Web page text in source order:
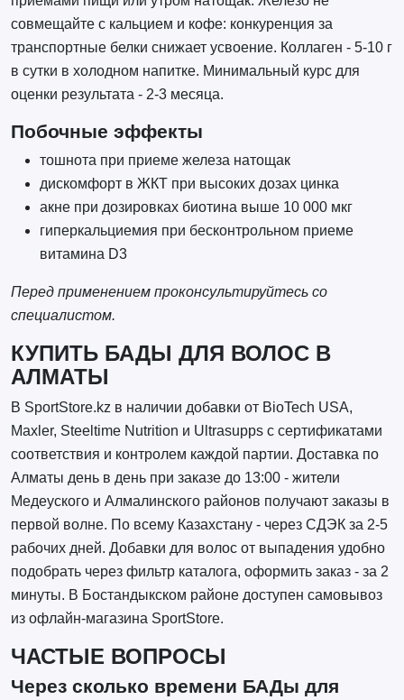
совмещайте с кальцием и кофе: конкуренция за
транспортные белки снижает усвоение. Коллаген - 5-10 г
в сутки в холодном напитке. Минимальный курс для
оценки результата - 2-3 месяца.
Побочные эффекты
тошнота при приеме железа натощак
дискомфорт в ЖКТ при высоких дозах цинка
акне при дозировках биотина выше 10 000 мкг
гиперкальциемия при бесконтрольном приеме
витамина D3
Перед применением проконсультируйтесь со
специалистом.
КУПИТЬ БАДЫ ДЛЯ ВОЛОС В
АЛМАТЫ
В SportStore.kz в наличии добавки от BioTech USA,
Maxler, Steeltime Nutrition и Ultrasupps с сертификатами
соответствия и контролем каждой партии. Доставка по
Алматы день в день при заказе до 13:00 - жители
Медеуского и Алмалинского районов получают заказы в
первой волне. По всему Казахстану - через СДЭК за 2-5
рабочих дней. Добавки для волос от выпадения удобно
подобрать через фильтр каталога, оформить заказ - за 2
минуты. В Бостандыкском районе доступен самовывоз
из офлайн-магазина SportStore.
ЧАСТЫЕ ВОПРОСЫ
Через сколько времени БАДы для